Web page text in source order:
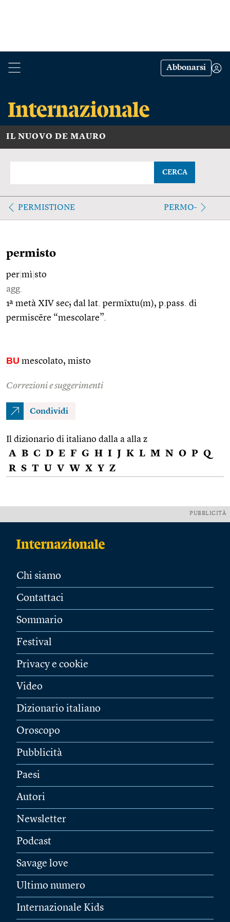
Abbonarsi
IL NUOVO DE MAURO
CERCA
PERMISTIONE PERMO-
permisto
per mì sto
agg.
1ª metà XIV sec; dal lat. permīxtu(m), p.pass. di
permiscēre “mescolare”.
BU mescolato, misto
Correzioni e suggerimenti
Condividi
Il dizionario di italiano dalla a alla z
A B C D E F G H I J K L M N O P Q
R S T U V W X Y Z
PUBBLICITÀ
Chi siamo
Contattaci
Sommario
Festival
Privacy e cookie
Video
Dizionario italiano
Oroscopo
Pubblicità
Paesi
Autori
Newsletter
Podcast
Savage love
Ultimo numero
Internazionale Kids